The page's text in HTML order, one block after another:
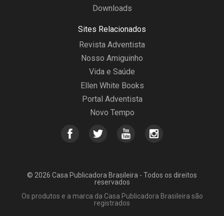
Downloads
Sites Relacionados
Revista Adventista
Nosso Amiguinho
Vida e Saúde
Ellen White Books
Portal Adventista
Novo Tempo
© 2026 Casa Publicadora Brasileira - Todos os direitos
reservados
Os produtos e a marca da Casa Publicadora Brasileira são
registrados